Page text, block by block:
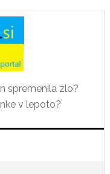
spremenila zlo?
v lepoto?